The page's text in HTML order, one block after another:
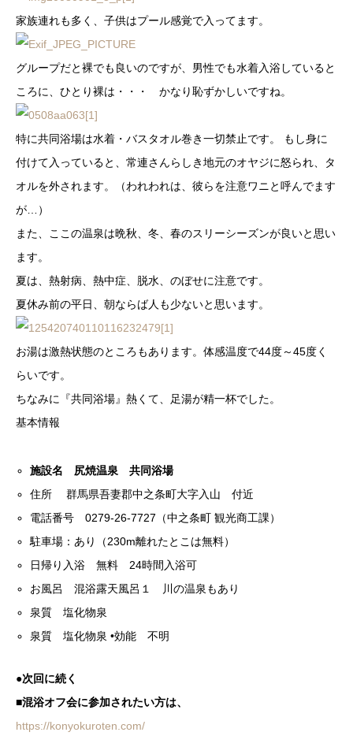
家族連れも多く、子供はプール感覚で入ってます。
グループだと裸でも良いのですが、男性でも水着入浴していると
ころに、ひとり裸は・・・ かなり恥ずかしいですね。
特に共同浴場は水着・バスタオル巻き一切禁止です。 もし身に
付けて入っていると、常連さんらしき地元のオヤジに怒られ、タ
オルを外されます。（われわれは、彼らを注意ワニと呼んでます
が…）
また、ここの温泉は晩秋、冬、春のスリーシーズンが良いと思い
ます。
夏は、熱射病、熱中症、脱水、のぼせに注意です。
夏休み前の平日、朝ならば人も少ないと思います。
お湯は激熱状態のところもあります。体感温度で44度～45度く
らいです。
ちなみに『共同浴場』熱くて、足湯が精一杯でした。
基本情報
施設名 尻焼温泉 共同浴場
住所 群馬県吾妻郡中之条町大字入山 付近
電話番号 0279-26-7727（中之条町 観光商工課）
駐車場：あり（230m離れたとこは無料）
日帰り入浴 無料 24時間入浴可
お風呂 混浴露天風呂１ 川の温泉もあり
泉質 塩化物泉
泉質 塩化物泉 •効能 不明
●次回に続く
■混浴オフ会に参加されたい方は、
https://konyokuroten.com/